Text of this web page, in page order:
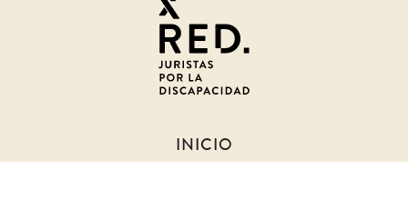
discapacidad
INICIO
SOBRE NOSOTROS